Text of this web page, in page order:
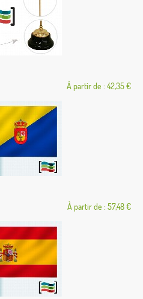
À partir de : 42,35 €
À partir de : 57,48 €